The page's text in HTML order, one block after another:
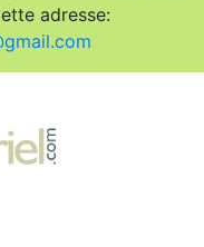
adresse: